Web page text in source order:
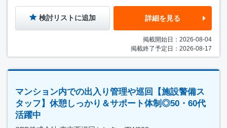
検討リストに追加 詳細を見る
掲載開始日：2026-08-04
掲載終了予定日：2026-08-17
マンション内での出入り管理や巡回【施設警備ス
タッフ】休憩しっかり＆サポート体制◎50・60代
活躍中